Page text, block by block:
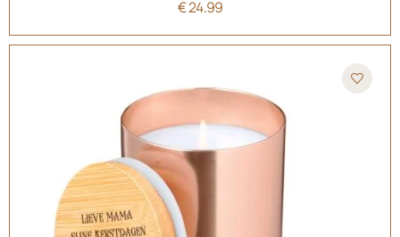
€24.99